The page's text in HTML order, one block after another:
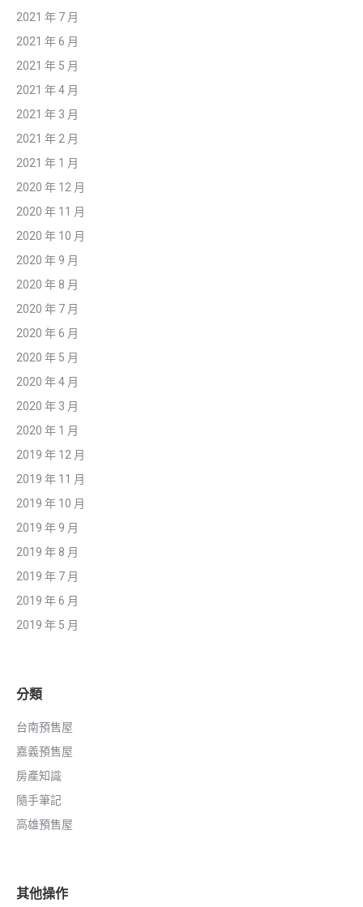
2021 年 7 月
2021 年 6 月
2021 年 5 月
2021 年 4 月
2021 年 3 月
2021 年 2 月
2021 年 1 月
2020 年 12 月
2020 年 11 月
2020 年 10 月
2020 年 9 月
2020 年 8 月
2020 年 7 月
2020 年 6 月
2020 年 5 月
2020 年 4 月
2020 年 3 月
2020 年 1 月
2019 年 12 月
2019 年 11 月
2019 年 10 月
2019 年 9 月
2019 年 8 月
2019 年 7 月
2019 年 6 月
2019 年 5 月
分類
台南預售屋
嘉義預售屋
房產知識
隨手筆記
高雄預售屋
其他操作